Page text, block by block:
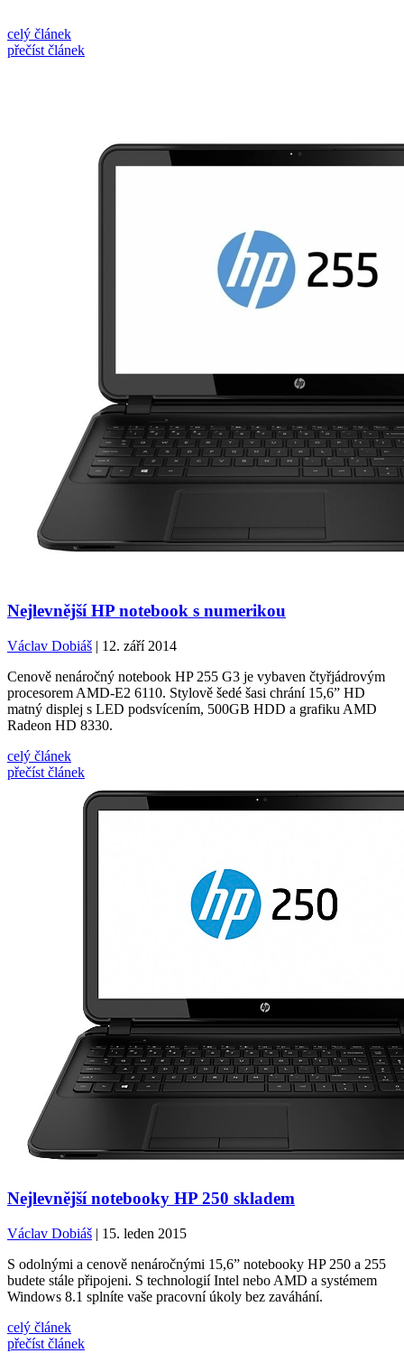
celý článek
přečíst článek
Nejlevnější HP notebook s numerikou
Václav Dobiáš | 12. září 2014
Cenově nenáročný notebook HP 255 G3 je vybaven čtyřjádrovým
procesorem AMD-E2 6110. Stylově šedé šasi chrání 15,6” HD
matný displej s LED podsvícením, 500GB HDD a grafiku AMD
Radeon HD 8330.
celý článek
přečíst článek
Nejlevnější notebooky HP 250 skladem
Václav Dobiáš | 15. leden 2015
S odolnými a cenově nenáročnými 15,6” notebooky HP 250 a 255
budete stále připojeni. S technologií Intel nebo AMD a systémem
Windows 8.1 splníte vaše pracovní úkoly bez zaváhání.
celý článek
přečíst článek